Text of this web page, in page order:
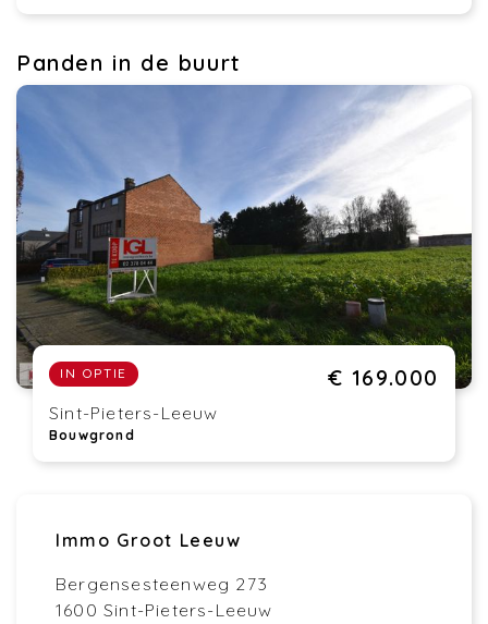
Panden in de buurt
IN OPTIE € 169.000
Sint-Pieters-Leeuw
Bouwgrond
Immo Groot Leeuw
Bergensesteenweg 273
1600 Sint-Pieters-Leeuw